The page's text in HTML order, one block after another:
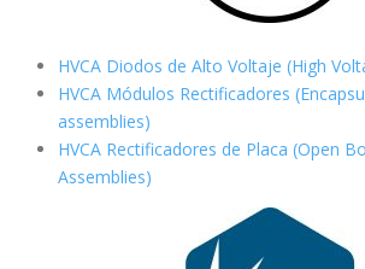
HVCA Diodos de Alto Voltaje (High
HVCA Módulos Rectificadores
assemblies)
HVCA Rectificadores de Placa (Open
Assemblies)